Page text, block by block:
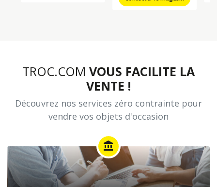
TROC.COM VOUS FACILITE LA
VENTE !
Découvrez nos services zéro contrainte pour
vendre vos objets d'occasion
account_balance